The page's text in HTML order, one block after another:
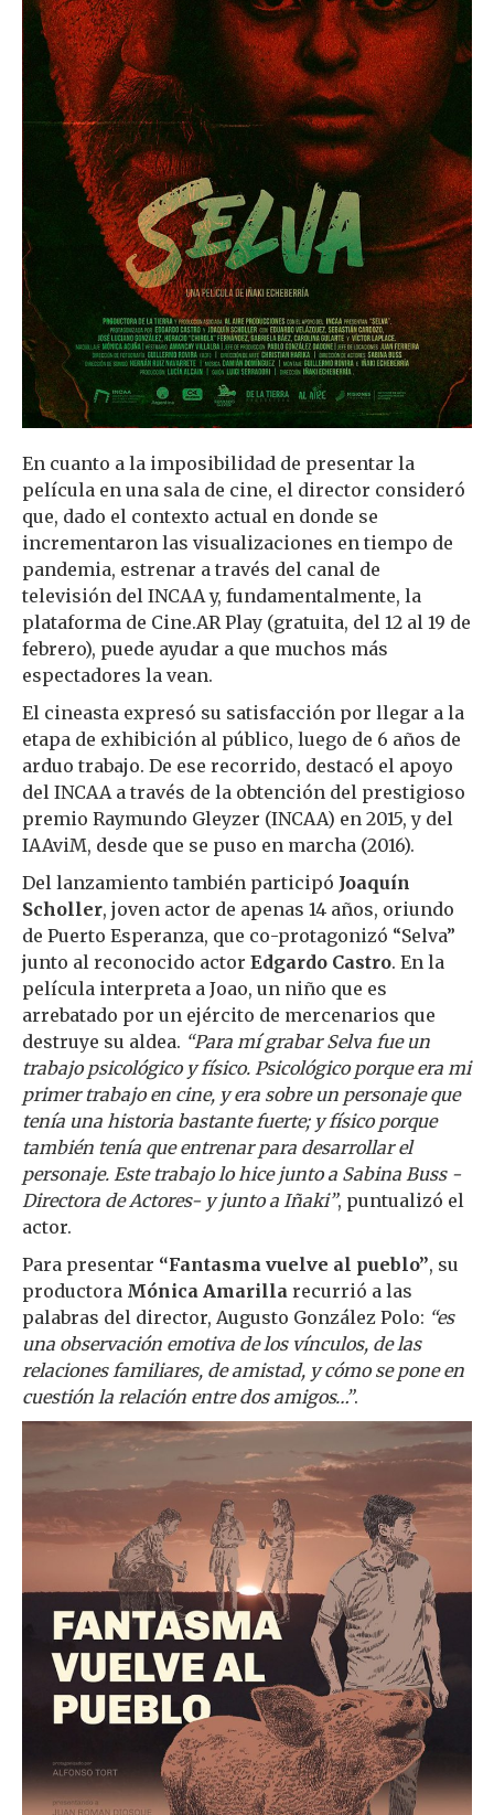
En cuanto a la imposibilidad de presentar la
película en una sala de cine, el director consideró
que, dado el contexto actual en donde se
incrementaron las visualizaciones en tiempo de
pandemia, estrenar a través del canal de
televisión del INCAA y, fundamentalmente, la
plataforma de Cine.AR Play (gratuita, del 12 al 19 de
febrero), puede ayudar a que muchos más
espectadores la vean.
El cineasta expresó su satisfacción por llegar a la
etapa de exhibición al público, luego de 6 años de
arduo trabajo. De ese recorrido, destacó el apoyo
del INCAA a través de la obtención del prestigioso
premio Raymundo Gleyzer (INCAA) en 2015, y del
IAAviM, desde que se puso en marcha (2016).
Del lanzamiento también participó Joaquín
Scholler, joven actor de apenas 14 años, oriundo
de Puerto Esperanza, que co-protagonizó “Selva”
junto al reconocido actor Edgardo Castro. En la
película interpreta a Joao, un niño que es
arrebatado por un ejército de mercenarios que
destruye su aldea. “Para mí grabar Selva fue un
trabajo psicológico y físico. Psicológico porque era mi
primer trabajo en cine, y era sobre un personaje que
tenía una historia bastante fuerte; y físico porque
también tenía que entrenar para desarrollar el
personaje. Este trabajo lo hice junto a Sabina Buss -
Directora de Actores- y junto a Iñaki”, puntualizó el
actor.
Para presentar “Fantasma vuelve al pueblo”, su
productora Mónica Amarilla recurrió a las
palabras del director, Augusto González Polo: “es
una observación emotiva de los vínculos, de las
relaciones familiares, de amistad, y cómo se pone en
cuestión la relación entre dos amigos…”.